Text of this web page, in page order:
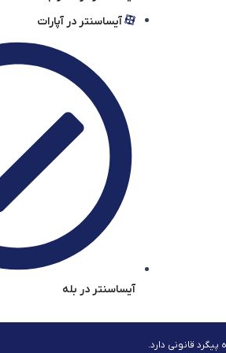
آیساسنتر در آپارات
آیساسنتر در بله
قانونی دارد.